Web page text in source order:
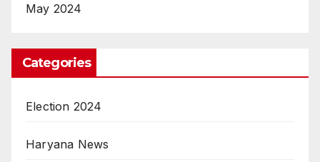
May 2024
Categories
Election 2024
Haryana News